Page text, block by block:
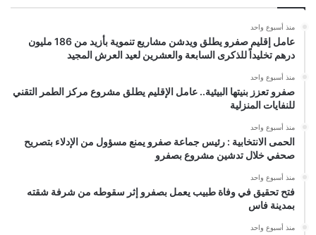
منذ أسبوع واحد
عامل إقليم صفرو يطلق ويدشن مشاريع تنموية بأزيد من 186 مليون
درهم تخليداً للذكرى السابعة والعشرين لعيد العرش المجيد
منذ أسبوع واحد
صفرو تعزز بنيتها البيئية.. عامل الإقليم يطلق مشروع مركز الطمر التقني
للنفايات المنزلية
منذ أسبوع واحد
الحمى الانتخابية : رئيس جماعة صفرو يمنع مسؤول من الإدلاء بتصريح
صحفي خلال تدشين مشروع بصفرو
منذ أسبوع واحد
فتح تحقيق في وفاة طبيب يعمل بصفرو إثر سقوطه من شرفة شقته
بمدينة فاس
منذ أسبوع واحد